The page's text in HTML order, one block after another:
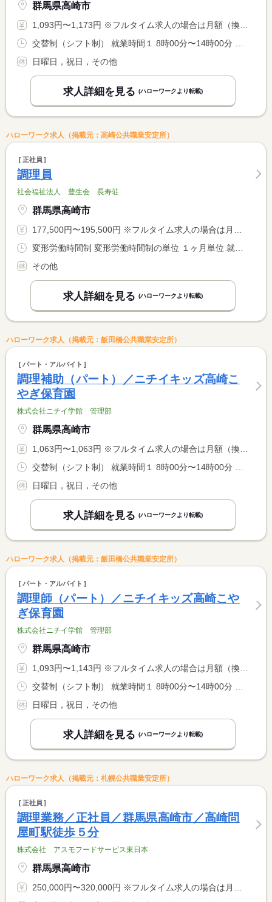
群馬県高崎市
1,093円〜1,173円 ※フルタイム求人の場合は月額（換算額）、パート求人の場合は時間額を表示しています。
日曜日，祝日，その他
求人詳細を見る (ハローワークより転載)
ハローワーク求人（掲載元：高崎公共職業安定所）
正社員
調理員
社会福祉法人 豊生会 長寿荘
群馬県高崎市
177,500円〜195,500円 ※フルタイム求人の場合は月額（換算額）、パート求人の場合は時間額を表示しています。
その他
求人詳細を見る (ハローワークより転載)
ハローワーク求人（掲載元：飯田橋公共職業安定所）
パート・アルバイト
調理補助（パート）／ニチイキッズ高崎こ
やぎ保育園
株式会社ニチイ学館 管理部
群馬県高崎市
1,063円〜1,063円 ※フルタイム求人の場合は月額（換算額）、パート求人の場合は時間額を表示しています。
日曜日，祝日，その他
求人詳細を見る (ハローワークより転載)
ハローワーク求人（掲載元：飯田橋公共職業安定所）
パート・アルバイト
調理師（パート）／ニチイキッズ高崎こや
ぎ保育園
株式会社ニチイ学館 管理部
群馬県高崎市
1,093円〜1,143円 ※フルタイム求人の場合は月額（換算額）、パート求人の場合は時間額を表示しています。
日曜日，祝日，その他
求人詳細を見る (ハローワークより転載)
ハローワーク求人（掲載元：札幌公共職業安定所）
正社員
調理業務／正社員／群馬県高崎市／高崎問
屋町駅徒歩５分
株式会社 アスモフードサービス東日本
群馬県高崎市
250,000円〜320,000円 ※フルタイム求人の場合は月額（換算額）、パート求人の場合は時間額を表示しています。